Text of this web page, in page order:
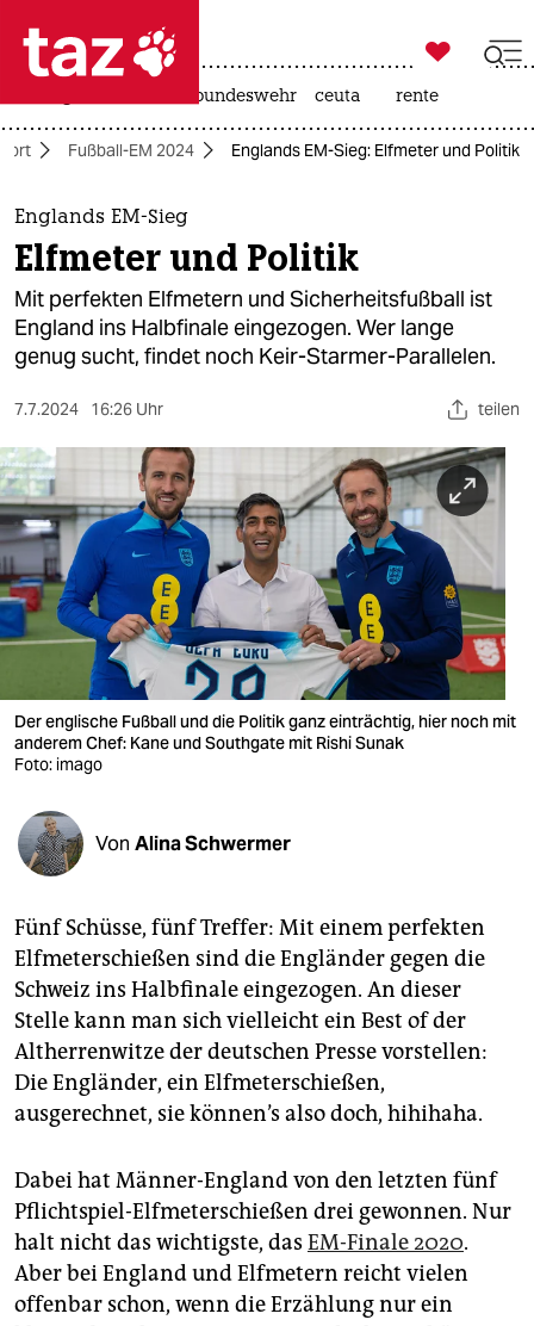
 taz zahl ich
taz zahl ich
themen
politik
öko
gesellschaft
sport
berlin
nord
wahrheit
verlag
verlag
shop
fragen & hilfe
unterstützen
abo
genossenschaft
epaper login

taz zahl ich
bundeswehr ceuta rente
Fußball-EM 2024 Englands EM-Sieg: Elfmeter und Politik
Englands EM-Sieg
Elfmeter und Politik
Mit perfekten Elfmetern und Sicherheitsfußball ist
England ins Halbfinale eingezogen. Wer lange
genug sucht, findet noch Keir-Starmer-Parallelen.
7.7.2024 16:26 Uhr teilen
Der englische Fußball und die Politik ganz einträchtig, hier noch mit
anderem Chef: Kane und Southgate mit Rishi Sunak
Foto: imago
Von Alina Schwermer
Fünf Schüsse, fünf Treffer: Mit einem perfekten
Elfmeterschießen sind die Engländer gegen die
Schweiz ins Halbfinale eingezogen. An dieser
Stelle kann man sich vielleicht ein Best of der
Altherrenwitze der deutschen Presse vorstellen:
Die Engländer, ein Elfmeterschießen,
ausgerechnet, sie können’s also doch, hihihaha.
Dabei hat Männer-England von den letzten fünf
Pflichtspiel-Elfmeterschießen drei gewonnen. Nur
halt nicht das wichtigste, das EM-Finale 2020.
Aber bei England und Elfmetern reicht vielen
offenbar schon, wenn die Erzählung nur ein